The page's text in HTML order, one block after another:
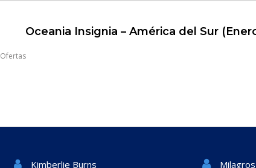
Oceania Insignia – América del Sur
Ofertas
Kimberlie Burns